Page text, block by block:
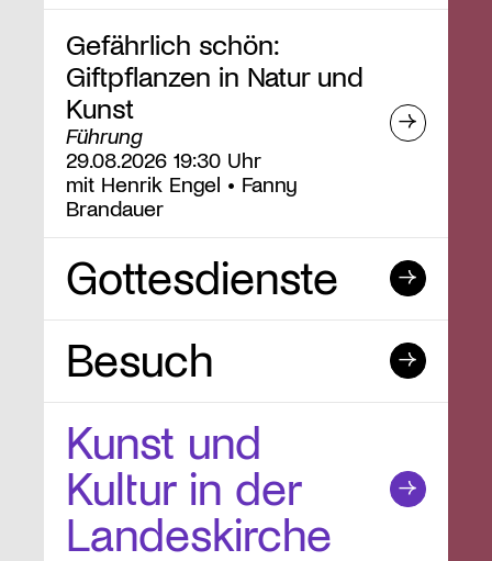
Gefährlich schön:
Giftpflanzen in Natur und
Kunst
Führung
29.08.2026 19:30 Uhr
mit Henrik Engel • Fanny
Brandauer
Gottesdienste
Besuch
Kunst und
Kultur in der
Landeskirche